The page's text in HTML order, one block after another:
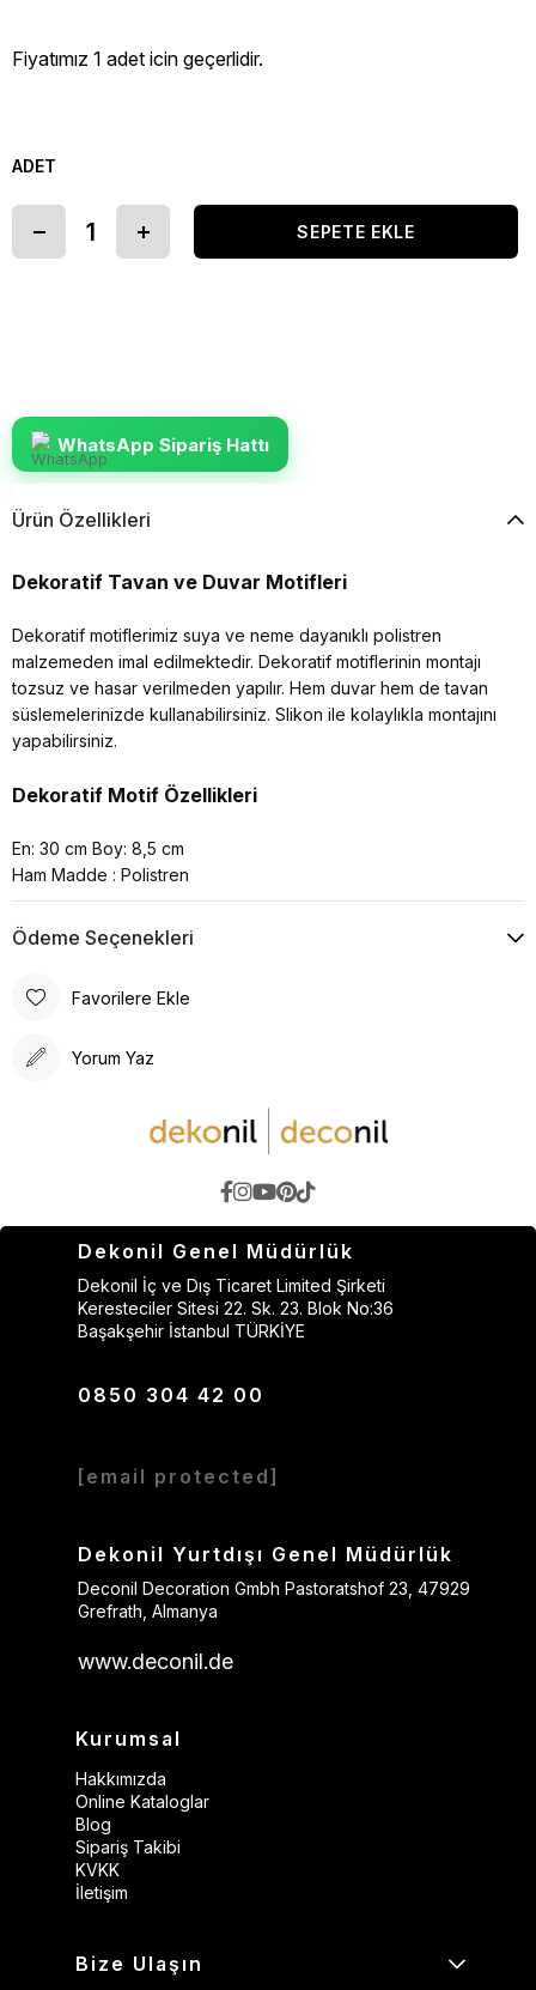
Fiyatımız 1 adet icin geçerlidir.
ADET
WhatsApp Sipariş Hattı
Ürün Özellikleri
Dekoratif Tavan ve Duvar Motifleri
Dekoratif motiflerimiz suya ve neme dayanıklı polistren
malzemeden imal edilmektedir. Dekoratif motiflerinin montajı
tozsuz ve hasar verilmeden yapılır. Hem duvar hem de tavan
süslemelerinizde kullanabilirsiniz. Slikon ile kolaylıkla montajını
yapabilirsiniz.
Dekoratif Motif Özellikleri
En: 30 cm Boy: 8,5 cm
Ham Madde : Polistren
Ödeme Seçenekleri
Favorilere Ekle
Yorum Yaz
Dekonil Genel Müdürlük
Dekonil İç ve Dış Ticaret Limited Şirketi
Keresteciler Sitesi 22. Sk. 23. Blok No:36
Başakşehir İstanbul TÜRKİYE
0850 304 42 00
[email protected]
Dekonil Yurtdışı Genel Müdürlük
Deconil Decoration Gmbh Pastoratshof 23, 47929
Grefrath, Almanya
www.deconil.de
Kurumsal
Hakkımızda
Online Kataloglar
Blog
Sipariş Takibi
KVKK
İletişim
Bize Ulaşın